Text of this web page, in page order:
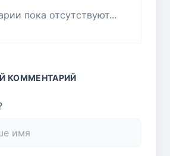
пока отсутствуют...
КОММЕНТАРИЙ